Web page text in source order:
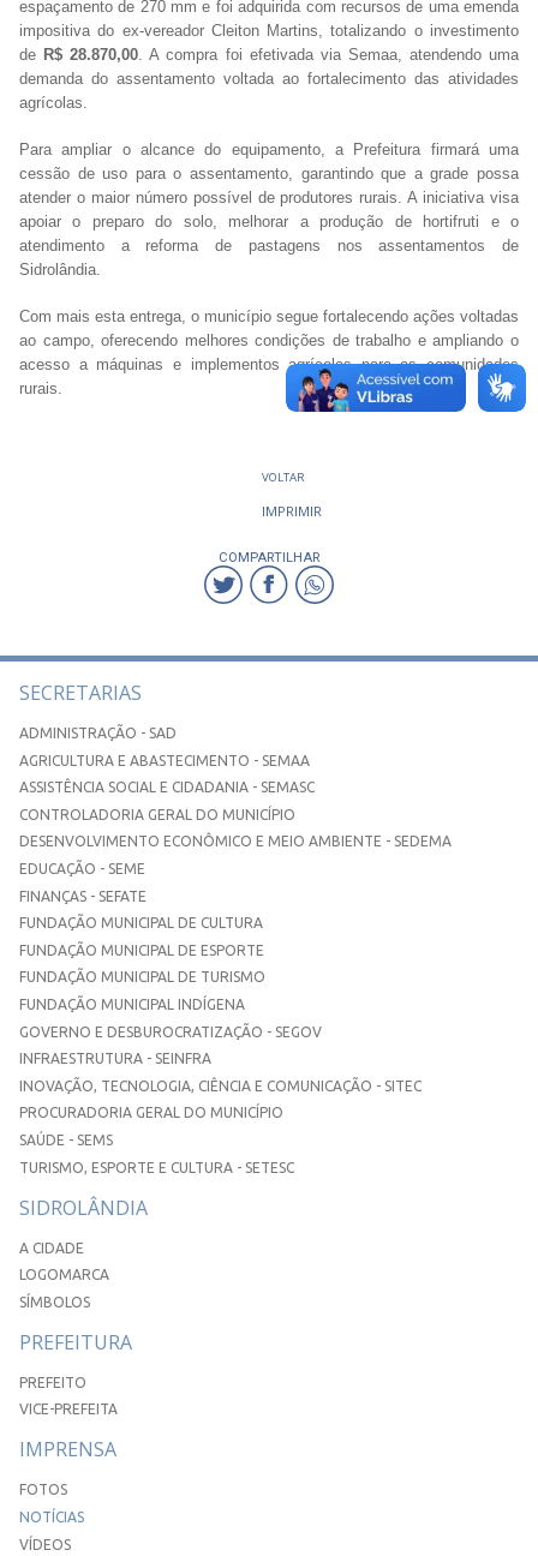
espaçamento de 270 mm e foi adquirida com recursos de uma emenda
impositiva do ex-vereador Cleiton Martins, totalizando o investimento
de R$ 28.870,00. A compra foi efetivada via Semaa, atendendo uma
demanda do assentamento voltada ao fortalecimento das atividades
agrícolas.
Para ampliar o alcance do equipamento, a Prefeitura firmará uma
cessão de uso para o assentamento, garantindo que a grade possa
atender o maior número possível de produtores rurais. A iniciativa visa
apoiar o preparo do solo, melhorar a produção de hortifruti e o
atendimento a reforma de pastagens nos assentamentos de
Sidrolândia.
Com mais esta entrega, o município segue fortalecendo ações voltadas
ao campo, oferecendo melhores condições de trabalho e ampliando o
acesso a máquinas e implementos agrícolas para as comunidades
rurais.
VOLTAR
IMPRIMIR
COMPARTILHAR
SECRETARIAS
ADMINISTRAÇÃO - SAD
AGRICULTURA E ABASTECIMENTO - SEMAA
ASSISTÊNCIA SOCIAL E CIDADANIA - SEMASC
CONTROLADORIA GERAL DO MUNICÍPIO
DESENVOLVIMENTO ECONÔMICO E MEIO AMBIENTE - SEDEMA
EDUCAÇÃO - SEME
FINANÇAS - SEFATE
FUNDAÇÃO MUNICIPAL DE CULTURA
FUNDAÇÃO MUNICIPAL DE ESPORTE
FUNDAÇÃO MUNICIPAL DE TURISMO
FUNDAÇÃO MUNICIPAL INDÍGENA
GOVERNO E DESBUROCRATIZAÇÃO - SEGOV
INFRAESTRUTURA - SEINFRA
INOVAÇÃO, TECNOLOGIA, CIÊNCIA E COMUNICAÇÃO - SITEC
PROCURADORIA GERAL DO MUNICÍPIO
SAÚDE - SEMS
TURISMO, ESPORTE E CULTURA - SETESC
SIDROLÂNDIA
A CIDADE
LOGOMARCA
SÍMBOLOS
PREFEITURA
PREFEITO
VICE-PREFEITA
IMPRENSA
FOTOS
NOTÍCIAS
VÍDEOS